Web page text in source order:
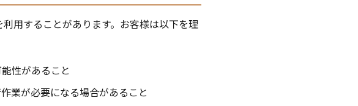
用することがあります。お客様は以下を理
性があること
業が必要になる場合があること